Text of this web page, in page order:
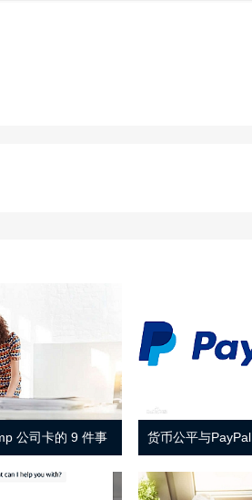
公司卡的 9 件事 货币公平与PayPal